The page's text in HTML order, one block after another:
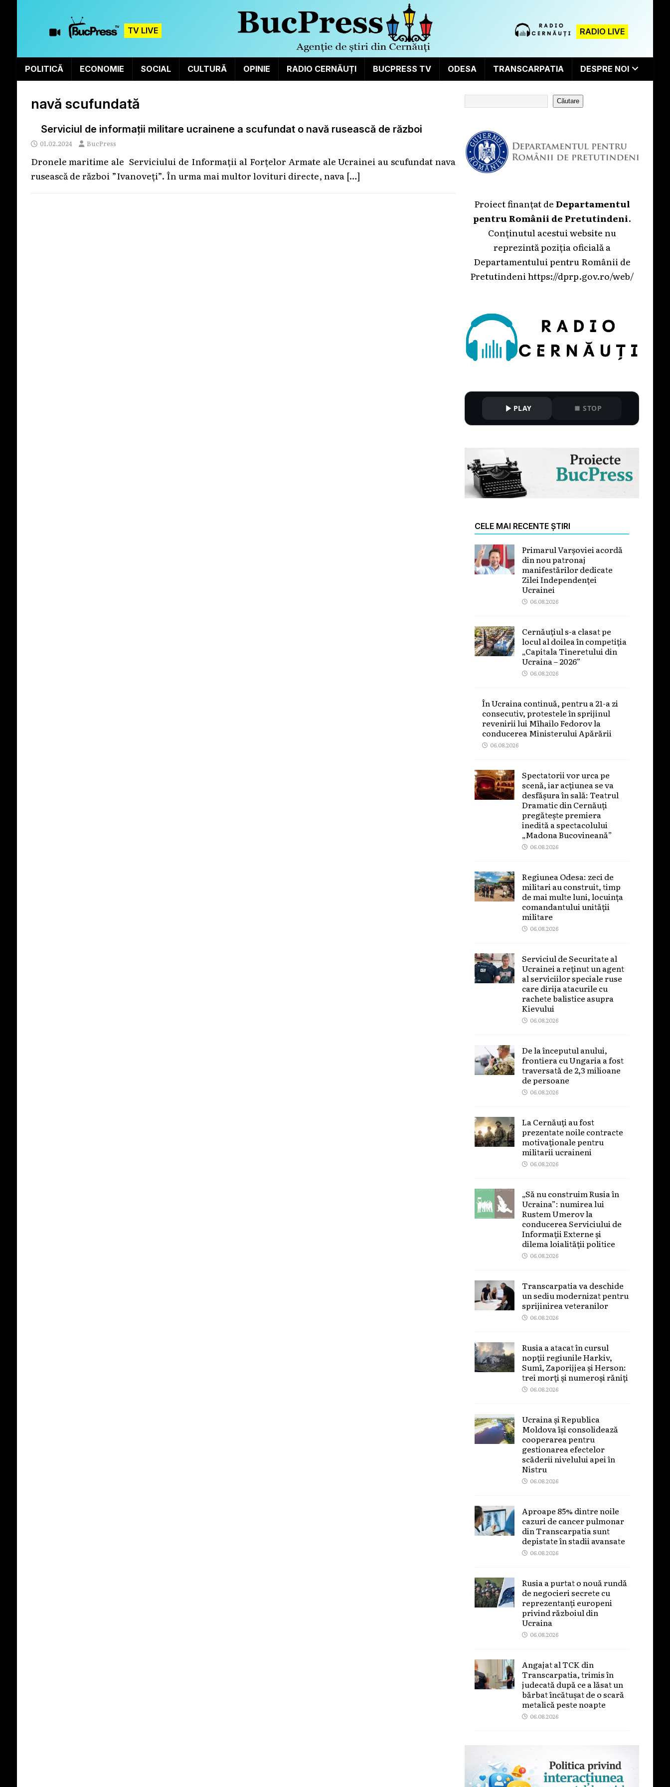
TV LIVE RADIO LIVE
POLITICĂ ECONOMIE SOCIAL CULTURĂ OPINIE RADIO CERNĂUȚI BUCPRESS TV ODESA TRANSCARPATIA DESPRE NOI
navă scufundată
Serviciul de informații militare ucrainene a scufundat o navă rusească de război
01.02.2024 BucPress
Dronele maritime ale Serviciului de Informații al Forțelor Armate ale Ucrainei au scufundat nava
rusească de război ”Ivanoveți”. În urma mai multor lovituri directe, nava […]
Căutare
Proiect finanțat deDepartamentul
pentru Românii de Pretutindeni.
Conținutul acestui website nu
reprezintă poziția oficială a
Departamentului pentru Românii de
Pretutindenihttps://dprp.gov.ro/web/
PLAY STOP
CELE MAI RECENTE ȘTIRI
Primarul Varșoviei acordă
din nou patronaj
manifestărilor dedicate
Zilei Independenței
Ucrainei
06.08.2026
Cernăuțiul s-a clasat pe
locul al doilea în competiția
„Capitala Tineretului din
Ucraina – 2026”
06.08.2026
În Ucraina continuă, pentru a 21-a zi
consecutiv, protestele în sprijinul
revenirii lui Mîhailo Fedorov la
conducerea Ministerului Apărării
06.08.2026
Spectatorii vor urca pe
scenă, iar acțiunea se va
desfășura în sală: Teatrul
Dramatic din Cernăuți
pregătește premiera
inedită a spectacolului
„Madona Bucovineană”
06.08.2026
Regiunea Odesa: zeci de
militari au construit, timp
de mai multe luni, locuința
comandantului unității
militare
06.08.2026
Serviciul de Securitate al
Ucrainei a reținut un agent
al serviciilor speciale ruse
care dirija atacurile cu
rachete balistice asupra
Kievului
06.08.2026
De la începutul anului,
frontiera cu Ungaria a fost
traversată de 2,3 milioane
de persoane
06.08.2026
La Cernăuți au fost
prezentate noile contracte
motivaționale pentru
militarii ucraineni
06.08.2026
„Să nu construim Rusia în
Ucraina”: numirea lui
Rustem Umerov la
conducerea Serviciului de
Informații Externe și
dilema loialității politice
06.08.2026
Transcarpatia va deschide
un sediu modernizat pentru
sprijinirea veteranilor
06.08.2026
Rusia a atacat în cursul
nopții regiunile Harkiv,
Sumî, Zaporijjea și Herson:
trei morți și numeroși răniți
06.08.2026
Ucraina și Republica
Moldova își consolidează
cooperarea pentru
gestionarea efectelor
scăderii nivelului apei în
Nistru
06.08.2026
Aproape 85% dintre noile
cazuri de cancer pulmonar
din Transcarpatia sunt
depistate în stadii avansate
06.08.2026
Rusia a purtat o nouă rundă
de negocieri secrete cu
reprezentanți europeni
privind războiul din
Ucraina
06.08.2026
Angajat al TCK din
Transcarpatia, trimis în
judecată după ce a lăsat un
bărbat încătușat de o scară
metalică peste noapte
06.08.2026